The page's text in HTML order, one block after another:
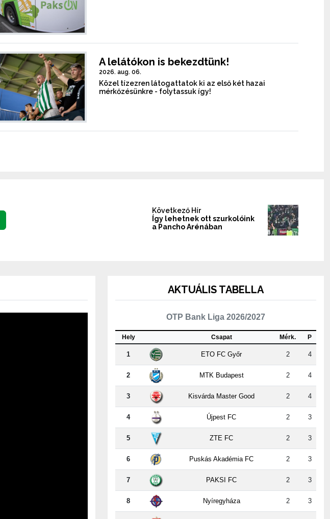
A lelátókon is bekezdtünk!
2026. aug. 06.
Közel tízezren látogattatok ki az első két hazai
mérkőzésünkre - folytassuk így!
Következő Hír
Így lehetnek ott szurkolóink
a Pancho Arénában
AKTUÁLIS TABELLA
OTP Bank Liga 2026/2027
Hely Csapat Mérk. P
1 ETO FC Győr 2 4
2 MTK Budapest 2 4
3 Kisvárda Master Good 2 4
4 Újpest FC 2 3
5 ZTE FC 2 3
6 Puskás Akadémia FC 2 3
7 PAKSI FC 2 3
8 Nyíregyháza 2 3